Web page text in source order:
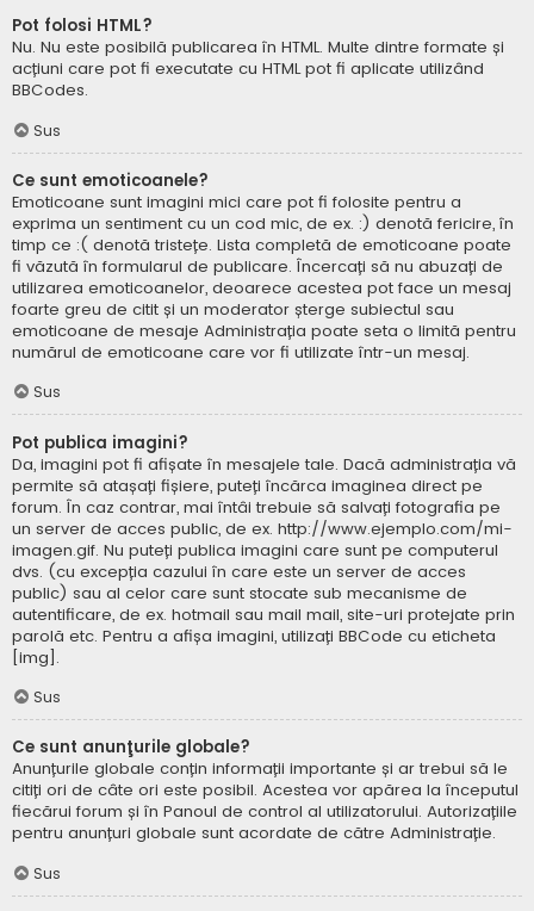
Pot folosi HTML?
Nu. Nu este posibilă publicarea în HTML. Multe dintre formate și
acțiuni care pot fi executate cu HTML pot fi aplicate utilizând
BBCodes.
Sus
Ce sunt emoticoanele?
Emoticoane sunt imagini mici care pot fi folosite pentru a
exprima un sentiment cu un cod mic, de ex. :) denotă fericire, în
timp ce :( denotă tristețe. Lista completă de emoticoane poate
fi văzută în formularul de publicare. Încercați să nu abuzați de
utilizarea emoticoanelor, deoarece acestea pot face un mesaj
foarte greu de citit și un moderator șterge subiectul sau
emoticoane de mesaje Administrația poate seta o limită pentru
numărul de emoticoane care vor fi utilizate într-un mesaj.
Sus
Pot publica imagini?
Da, imagini pot fi afișate în mesajele tale. Dacă administrația vă
permite să atașați fișiere, puteți încărca imaginea direct pe
forum. În caz contrar, mai întâi trebuie să salvați fotografia pe
un server de acces public, de ex. http://www.ejemplo.com/mi-
imagen.gif. Nu puteți publica imagini care sunt pe computerul
dvs. (cu excepția cazului în care este un server de acces
public) sau al celor care sunt stocate sub mecanisme de
autentificare, de ex. hotmail sau mail mail, site-uri protejate prin
parolă etc. Pentru a afișa imagini, utilizați BBCode cu eticheta
[img].
Sus
Ce sunt anunţurile globale?
Anunțurile globale conțin informații importante și ar trebui să le
citiți ori de câte ori este posibil. Acestea vor apărea la începutul
fiecărui forum și în Panoul de control al utilizatorului. Autorizațiile
pentru anunțuri globale sunt acordate de către Administrație.
Sus